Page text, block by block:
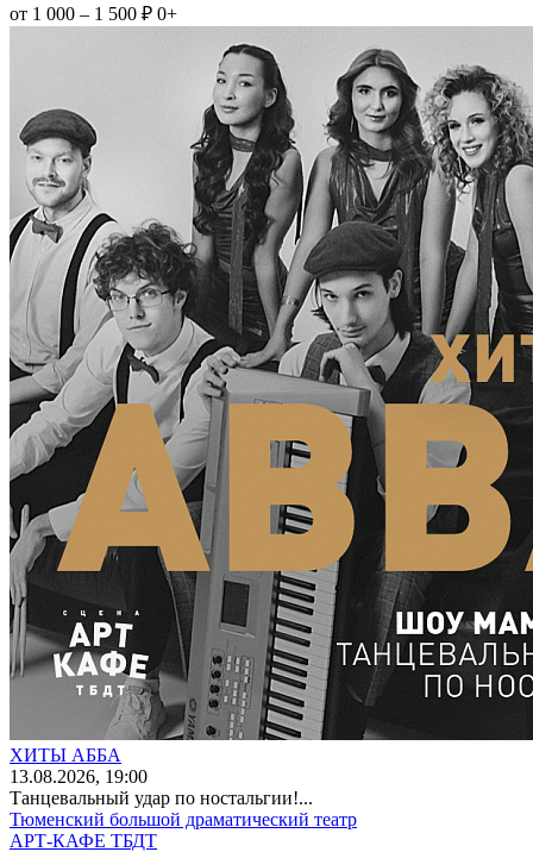
от 1 000 – 1 500 ₽ 0+
ХИТЫ АББА
13.08.2026, 19:00
Танцевальный удар по ностальгии!...
Тюменский большой драматический театр
АРТ-КАФЕ ТБДТ